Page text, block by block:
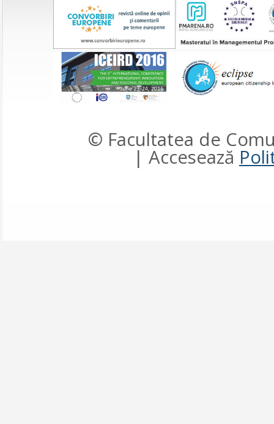
© Facultatea de
| Accesează